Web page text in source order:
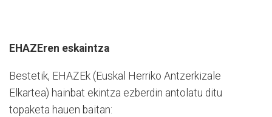
EHAZEren eskaintza
Bestetik, EHAZEk (Euskal Herriko Antzerkizale
Elkartea) hainbat ekintza ezberdin antolatu ditu
topaketa hauen baitan: